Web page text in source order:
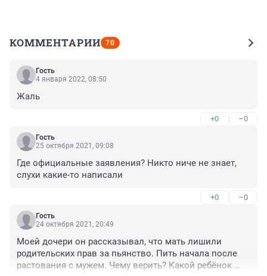
КОММЕНТАРИИ 70
Гость
4 января 2022, 08:50
Жаль
+0 –0
Гость
25 октября 2021, 09:08
Где официальные заявления? Никто ниче не знает,
слухи какие-то написали
+0 –0
Гость
24 октября 2021, 20:49
Моей дочери он рассказывал, что мать лишили
родительских прав за пьянство. Пить начала после
растования с мужем. Чему верить? Какой ребёнок